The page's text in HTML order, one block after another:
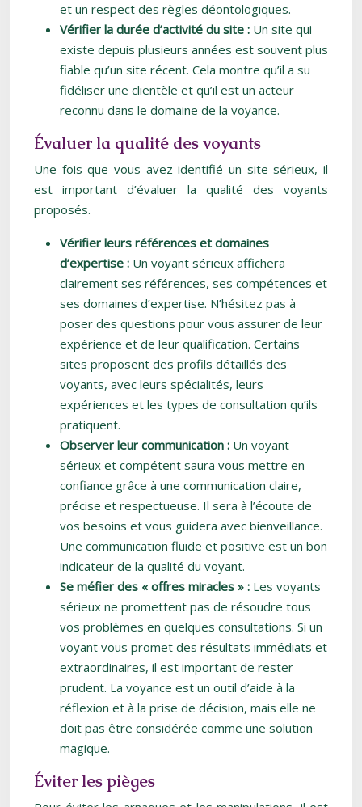
et un respect des règles déontologiques.
Vérifier la durée d’activité du site : Un site qui
existe depuis plusieurs années est souvent plus
fiable qu’un site récent. Cela montre qu’il a su
fidéliser une clientèle et qu’il est un acteur
reconnu dans le domaine de la voyance.
Évaluer la qualité des voyants
Une fois que vous avez identifié un site sérieux, il
est important d’évaluer la qualité des voyants
proposés.
Vérifier leurs références et domaines
d’expertise : Un voyant sérieux affichera
clairement ses références, ses compétences et
ses domaines d’expertise. N’hésitez pas à
poser des questions pour vous assurer de leur
expérience et de leur qualification. Certains
sites proposent des profils détaillés des
voyants, avec leurs spécialités, leurs
expériences et les types de consultation qu’ils
pratiquent.
Observer leur communication : Un voyant
sérieux et compétent saura vous mettre en
confiance grâce à une communication claire,
précise et respectueuse. Il sera à l’écoute de
vos besoins et vous guidera avec bienveillance.
Une communication fluide et positive est un bon
indicateur de la qualité du voyant.
Se méfier des « offres miracles » : Les voyants
sérieux ne promettent pas de résoudre tous
vos problèmes en quelques consultations. Si un
voyant vous promet des résultats immédiats et
extraordinaires, il est important de rester
prudent. La voyance est un outil d’aide à la
réflexion et à la prise de décision, mais elle ne
doit pas être considérée comme une solution
magique.
Éviter les pièges